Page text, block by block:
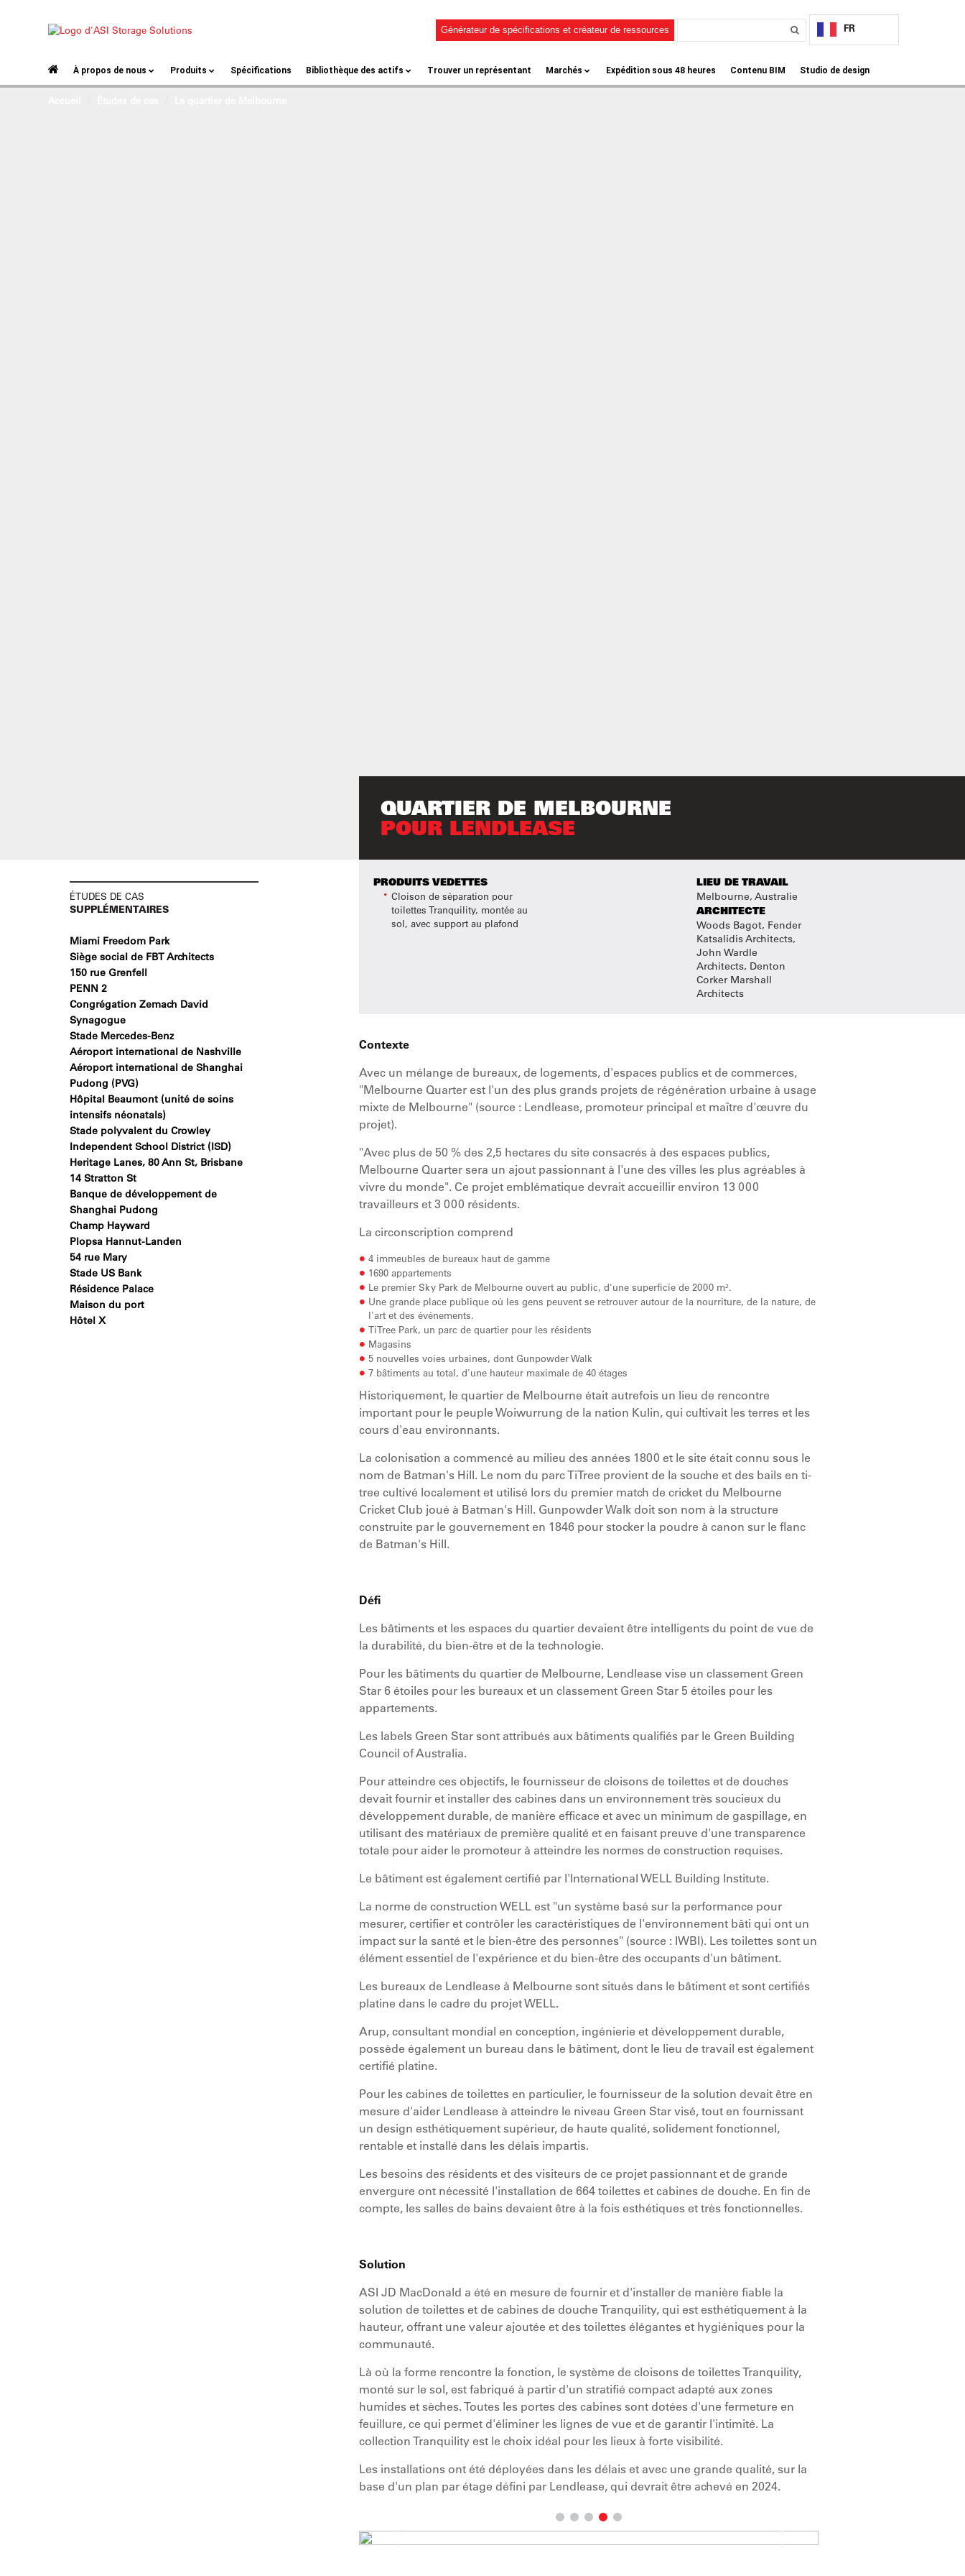
Générateur de spécifications et créateur de ressources FR
À propos de nous Produits Spécifications Bibliothèque des actifs Trouver un représentant Marchés Expédition sous 48 heures Contenu BIM Studio de design
ÉTUDES DE CAS
SUPPLÉMENTAIRES
Miami Freedom Park
Siège social de FBT Architects
150 rue Grenfell
PENN 2
Congrégation Zemach David
Synagogue
Stade Mercedes-Benz
Aéroport international de Nashville
Aéroport international de Shanghai
Pudong (PVG)
Hôpital Beaumont (unité de soins
intensifs néonatals)
Stade polyvalent du Crowley
Independent School District (ISD)
Heritage Lanes, 80 Ann St, Brisbane
14 Stratton St
Banque de développement de
Shanghai Pudong
Champ Hayward
Plopsa Hannut-Landen
54 rue Mary
Stade US Bank
Résidence Palace
Maison du port
Hôtel X
QUARTIER DE MELBOURNE
POUR LENDLEASE
PRODUITS VEDETTES
Cloison de séparation pour
toilettes Tranquility, montée au
sol, avec support au plafond
LIEU DE TRAVAIL
Melbourne, Australie
ARCHITECTE
Woods Bagot, Fender
Katsalidis Architects,
John Wardle
Architects, Denton
Corker Marshall
Architects
Contexte
Avec un mélange de bureaux, de logements, d'espaces publics et de commerces,
"Melbourne Quarter est l'un des plus grands projets de régénération urbaine à usage
mixte de Melbourne" (source : Lendlease, promoteur principal et maître d'œuvre du
projet).
"Avec plus de 50 % des 2,5 hectares du site consacrés à des espaces publics,
Melbourne Quarter sera un ajout passionnant à l'une des villes les plus agréables à
vivre du monde". Ce projet emblématique devrait accueillir environ 13 000
travailleurs et 3 000 résidents.
La circonscription comprend
4 immeubles de bureaux haut de gamme
1690 appartements
Le premier Sky Park de Melbourne ouvert au public, d'une superficie de 2000 m².
Une grande place publique où les gens peuvent se retrouver autour de la nourriture, de la nature, de
l'art et des événements.
TiTree Park, un parc de quartier pour les résidents
Magasins
5 nouvelles voies urbaines, dont Gunpowder Walk
7 bâtiments au total, d'une hauteur maximale de 40 étages
Historiquement, le quartier de Melbourne était autrefois un lieu de rencontre
important pour le peuple Woiwurrung de la nation Kulin, qui cultivait les terres et les
cours d'eau environnants.
La colonisation a commencé au milieu des années 1800 et le site était connu sous le
nom de Batman's Hill. Le nom du parc TiTree provient de la souche et des bails en ti-
tree cultivé localement et utilisé lors du premier match de cricket du Melbourne
Cricket Club joué à Batman's Hill. Gunpowder Walk doit son nom à la structure
construite par le gouvernement en 1846 pour stocker la poudre à canon sur le flanc
de Batman's Hill.
Défi
Les bâtiments et les espaces du quartier devaient être intelligents du point de vue de
la durabilité, du bien-être et de la technologie.
Pour les bâtiments du quartier de Melbourne, Lendlease vise un classement Green
Star 6 étoiles pour les bureaux et un classement Green Star 5 étoiles pour les
appartements.
Les labels Green Star sont attribués aux bâtiments qualifiés par le Green Building
Council of Australia.
Pour atteindre ces objectifs, le fournisseur de cloisons de toilettes et de douches
devait fournir et installer des cabines dans un environnement très soucieux du
développement durable, de manière efficace et avec un minimum de gaspillage, en
utilisant des matériaux de première qualité et en faisant preuve d'une transparence
totale pour aider le promoteur à atteindre les normes de construction requises.
Le bâtiment est également certifié par l'International WELL Building Institute.
La norme de construction WELL est "un système basé sur la performance pour
mesurer, certifier et contrôler les caractéristiques de l'environnement bâti qui ont un
impact sur la santé et le bien-être des personnes" (source : IWBI). Les toilettes sont un
élément essentiel de l'expérience et du bien-être des occupants d'un bâtiment.
Les bureaux de Lendlease à Melbourne sont situés dans le bâtiment et sont certifiés
platine dans le cadre du projet WELL.
Arup, consultant mondial en conception, ingénierie et développement durable,
possède également un bureau dans le bâtiment, dont le lieu de travail est également
certifié platine.
Pour les cabines de toilettes en particulier, le fournisseur de la solution devait être en
mesure d'aider Lendlease à atteindre le niveau Green Star visé, tout en fournissant
un design esthétiquement supérieur, de haute qualité, solidement fonctionnel,
rentable et installé dans les délais impartis.
Les besoins des résidents et des visiteurs de ce projet passionnant et de grande
envergure ont nécessité l'installation de 664 toilettes et cabines de douche. En fin de
compte, les salles de bains devaient être à la fois esthétiques et très fonctionnelles.
Solution
ASI JD MacDonald a été en mesure de fournir et d'installer de manière fiable la
solution de toilettes et de cabines de douche Tranquility, qui est esthétiquement à la
hauteur, offrant une valeur ajoutée et des toilettes élégantes et hygiéniques pour la
communauté.
Là où la forme rencontre la fonction, le système de cloisons de toilettes Tranquility,
monté sur le sol, est fabriqué à partir d'un stratifié compact adapté aux zones
humides et sèches. Toutes les portes des cabines sont dotées d'une fermeture en
feuillure, ce qui permet d'éliminer les lignes de vue et de garantir l'intimité. La
collection Tranquility est le choix idéal pour les lieux à forte visibilité.
Les installations ont été déployées dans les délais et avec une grande qualité, sur la
base d'un plan par étage défini par Lendlease, qui devrait être achevé en 2024.